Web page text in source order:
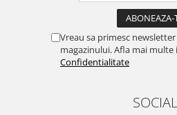
Vreau sa primesc
magazinului. Afla mai multe
Confidentialitate
SOCIAL